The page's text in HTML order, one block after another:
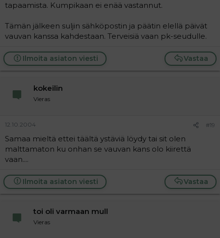
tapaamista. Kumpikaan ei enää vastannut.
Tämän jälkeen suljin sähköpostin ja päätin elellä päivät
vauvan kanssa kahdestaan. Terveisiä vaan pk-seudulle.
Vastaa
Ilmoita asiaton viesti
kokeilin
Vieras
12.10.2004 #19
Samaa mieltä ettei täältä ystäviä löydy tai sit olen
malttamaton ku onhan se vauvan kans olo kiirettä
vaan....
Vastaa
Ilmoita asiaton viesti
toi oli varmaan mull
Vieras